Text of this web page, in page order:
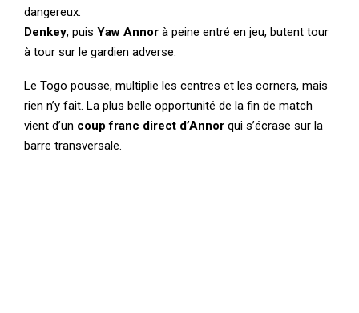
dangereux.
Denkey, puis Yaw Annor à peine entré en jeu, butent tour
à tour sur le gardien adverse.
Le Togo pousse, multiplie les centres et les corners, mais
rien n’y fait. La plus belle opportunité de la fin de match
vient d’un coup franc direct d’Annor qui s’écrase sur la
barre transversale.